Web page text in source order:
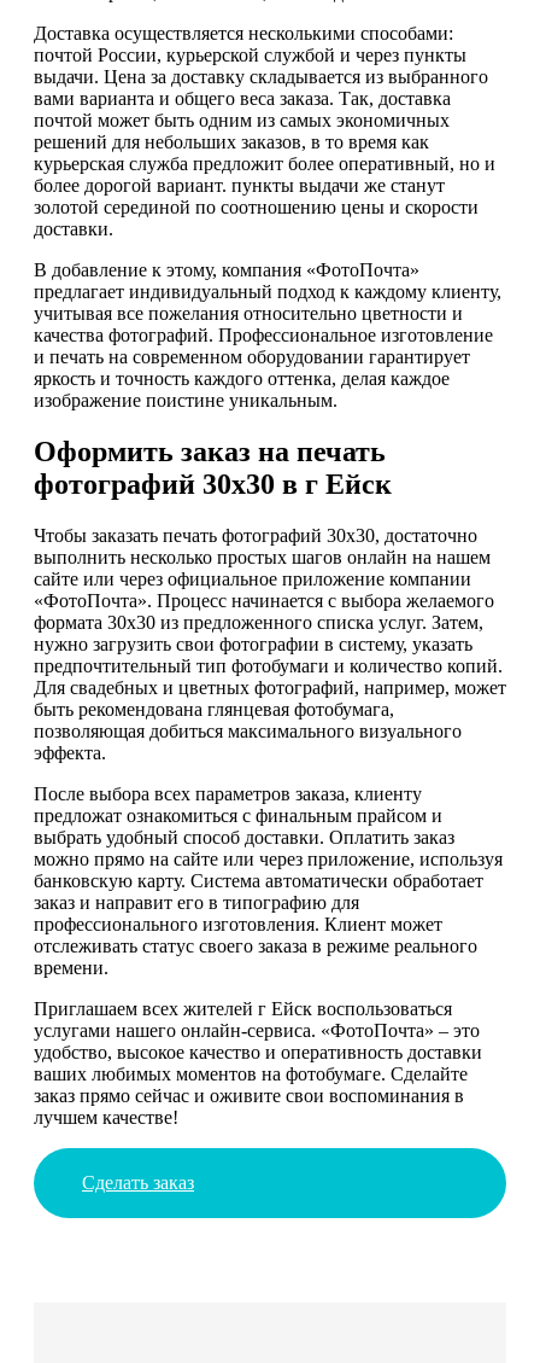
Доставка осуществляется несколькими способами:
почтой России, курьерской службой и через пункты
выдачи. Цена за доставку складывается из выбранного
вами варианта и общего веса заказа. Так, доставка
почтой может быть одним из самых экономичных
решений для небольших заказов, в то время как
курьерская служба предложит более оперативный, но и
более дорогой вариант. пункты выдачи же станут
золотой серединой по соотношению цены и скорости
доставки.
В добавление к этому, компания «ФотоПочта»
предлагает индивидуальный подход к каждому клиенту,
учитывая все пожелания относительно цветности и
качества фотографий. Профессиональное изготовление
и печать на современном оборудовании гарантирует
яркость и точность каждого оттенка, делая каждое
изображение поистине уникальным.
Оформить заказ на печать
фотографий 30х30 в г Ейск
Чтобы заказать печать фотографий 30х30, достаточно
выполнить несколько простых шагов онлайн на нашем
сайте или через официальное приложение компании
«ФотоПочта». Процесс начинается с выбора желаемого
формата 30х30 из предложенного списка услуг. Затем,
нужно загрузить свои фотографии в систему, указать
предпочтительный тип фотобумаги и количество копий.
Для свадебных и цветных фотографий, например, может
быть рекомендована глянцевая фотобумага,
позволяющая добиться максимального визуального
эффекта.
После выбора всех параметров заказа, клиенту
предложат ознакомиться с финальным прайсом и
выбрать удобный способ доставки. Оплатить заказ
можно прямо на сайте или через приложение, используя
банковскую карту. Система автоматически обработает
заказ и направит его в типографию для
профессионального изготовления. Клиент может
отслеживать статус своего заказа в режиме реального
времени.
Приглашаем всех жителей г Ейск воспользоваться
услугами нашего онлайн-сервиса. «ФотоПочта» – это
удобство, высокое качество и оперативность доставки
ваших любимых моментов на фотобумаге. Сделайте
заказ прямо сейчас и оживите свои воспоминания в
лучшем качестве!
Сделать заказ